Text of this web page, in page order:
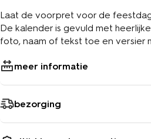
Laat de voorpret voor de
De kalender is gevuld met
foto, naam of tekst toe en versier
meer informatie
bezorging